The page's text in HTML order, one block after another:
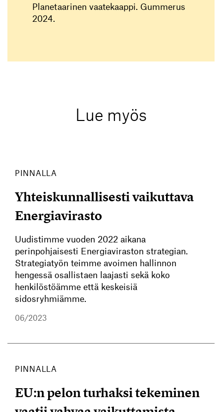
Planetaarinen vaatekaappi. Gummerus
2024.
Lue myös
PINNALLA
Yhteiskunnallisesti vaikuttava
Energiavirasto
Uudistimme vuoden 2022 aikana
perinpohjaisesti Energiaviraston strategian.
Strategiatyön teimme avoimen hallinnon
hengessä osallistaen laajasti sekä koko
henkilöstöämme että keskeisiä
sidosryhmiämme.
06/2023
PINNALLA
EU:n pelon turhaksi tekeminen